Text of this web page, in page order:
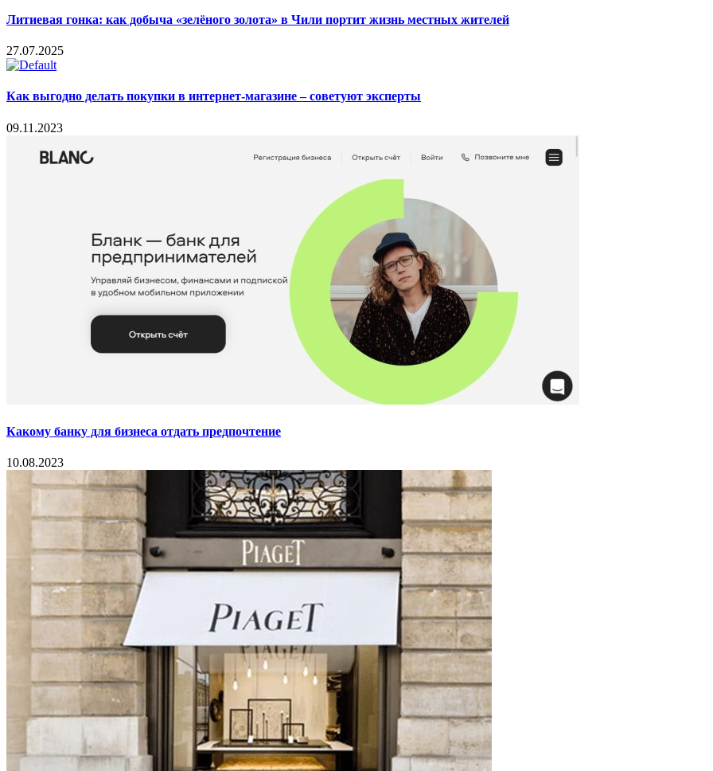
Литиевая гонка: как добыча «зелёного золота» в Чили портит жизнь местных жителей
27.07.2025
Как выгодно делать покупки в интернет-магазине – советуют эксперты
09.11.2023
Какому банку для бизнеса отдать предпочтение
10.08.2023